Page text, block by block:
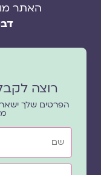
האתר
רוצה
הפרטים שלך
שם
אימייל